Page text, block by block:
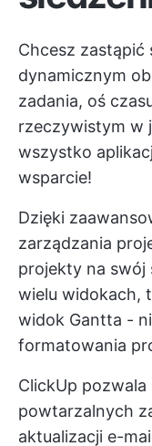
Chcesz zastąpić
dynamicznym
zadania, oś
rzeczywistym w
wszystko
wsparcie!
Dzięki
zarządzania
projekty na swój
wielu widokach,
widok Gantta -
formatowania
ClickUp
powtarzalnych
aktualizacji e-